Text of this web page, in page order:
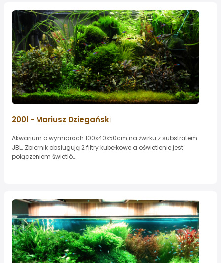
200l - Mariusz Dziegański
Akwarium o wymiarach 100x40x50cm na żwirku z substratem
JBL. Zbiornik obsługują 2 filtry kubełkowe a oświetlenie jest
połączeniem świetló...